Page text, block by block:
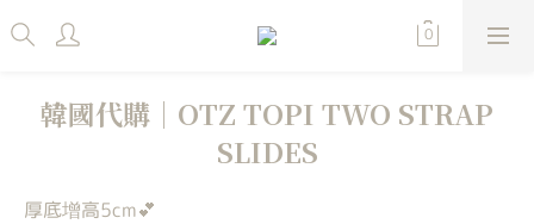
韓國代購｜OTZ TOPI TWO STRAP
SLIDES
厚底增高5cm💕